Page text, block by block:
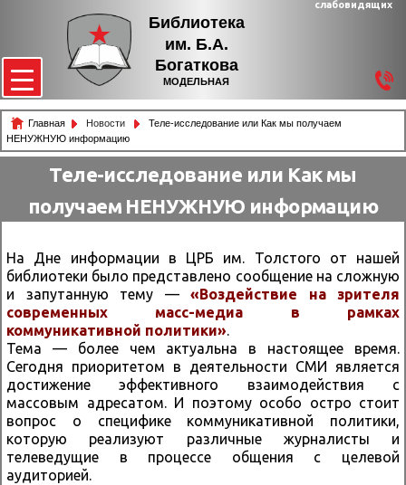
Библиотека
им. Б.А.
Богаткова
МОДЕЛЬНАЯ
слабовидящих
Главная Новости
Теле-исследование или Как мы получаем
НЕНУЖНУЮ информацию
Теле-исследование или Как мы
получаем НЕНУЖНУЮ информацию
На Дне информации в ЦРБ им. Толстого от нашей
библиотеки было представлено сообщение на сложную
и запутанную тему — «Воздействие на зрителя
современных масс-медиа в рамках
коммуникативной политики».
Тема — более чем актуальна в настоящее время.
Сегодня приоритетом в деятельности СМИ является
достижение эффективного взаимодействия с
массовым адресатом. И поэтому особо остро стоит
вопрос о специфике коммуникативной политики,
которую реализуют различные журналисты и
телеведущие в процессе общения с целевой
аудиторией.